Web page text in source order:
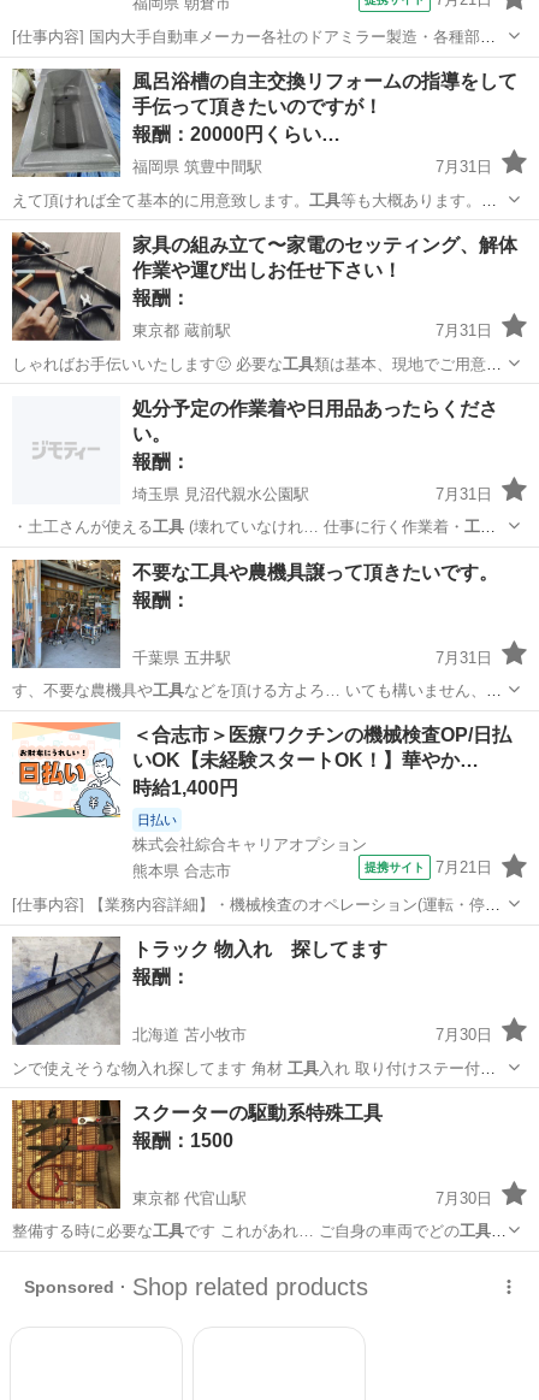
[仕事内容] 国内大手自動車メーカー各社のドアミラー製造・各種部品
の組付作業・全自動機、 半自動機導入・部品運搬等その他付随業務有
男女ともに活躍できる職場です。 工場内は空調設備も完備未経験から
スタートしている方多数研修体制...
福岡 朝倉市 工場
風呂浴槽の自主交換リフォームの指導をして
手伝って頂きたいのですが！
報酬：20000円くらい…
福岡県 筑豊中間駅
7月31日
えて頂ければ全て基本的に用意致します。 工具等も大概あります。タ
イルも様々あります…
福岡 中間市 筑豊中間駅 教えて
家具の組み立て〜家電のセッティング、解体
作業や運び出しお任せ下さい！
報酬：
東京都 蔵前駅
7月31日
しゃればお手伝いいたします🙂 必要な工具類は基本、現地でご用意お
願いしておりま…
台東区 蔵前駅 手伝いたい/助けたい 組み立て
処分予定の作業着や日用品あったらくださ
い。
報酬：
埼玉県 見沼代親水公園駅
7月31日
・土工さんが使える工具(壊れていなけれ… 仕事に行く作業着・ 工具
などが必要な状況に…
埼玉 川口市 見沼代親水公園駅 買いたい/ください
作業着
不要な工具や農機具譲って頂きたいです。
報酬：
千葉県 五井駅
7月31日
す、不要な農機具や工具などを頂ける方よろ… いても構いません、 工
具や農業用品何でも頂…
千葉 市原市 五井駅 買いたい/ください 工具
＜合志市＞医療ワクチンの機械検査OP/日払
いOK【未経験スタートOK！】華やか…
時給1,400円
日払い
株式会社綜合キャリアオプション
熊本県 合志市
提携サイト 7月21日
[仕事内容] 【業務内容詳細】・機械検査のオペレーション(運転・停止
操作)・バイアルの投入作業、 整列作業・不良品の確認作業【取扱製品
情報】医療用ワクチン 。＋お仕事探しはコンシェルスタッフにおまか
せ＋。 あなたのお仕事...
熊本 合志市
トラック 物入れ 探してます
報酬：
北海道 苫小牧市
7月30日
ンで使えそうな物入れ探してます 角材 工具入れ 取り付けステー付き
で北海道 苫小牧市 買いたい/ください トラック
スクーターの駆動系特殊工具
報酬：1500
東京都 代官山駅
7月30日
整備する時に必要な工具です これがあれ… ご自身の車両でどの工具が
必要か確認してみ…